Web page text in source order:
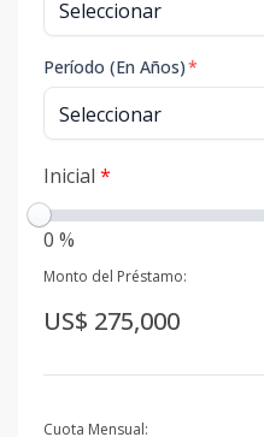
Período (En Años)*
Inicial *
0 %
Monto del Préstamo:
US$ 275,000
Cuota Mensual: